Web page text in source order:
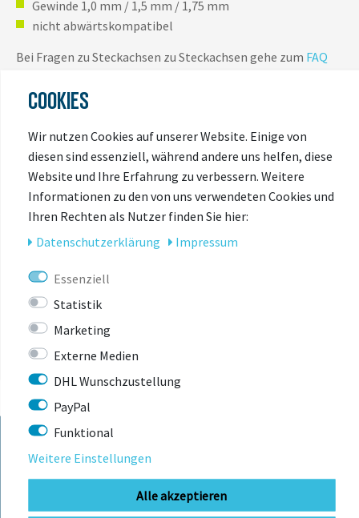
Gewinde 1,0 mm / 1,5 mm / 1,75 mm
nicht abwärtskompatibel
Bei Fragen zu Steckachsen zu Steckachsen gehe zum FAQ
Steckachse brauche ich?
COOKIES
Wir nutzen Cookies auf unserer Website. Einige von
diesen sind essenziell, während andere uns helfen, diese
Website und Ihre Erfahrung zu verbessern. Weitere
Informationen zu den von uns verwendeten Cookies und
Ihren Rechten als Nutzer finden Sie hier:
Daten­schutz­erklärung
Impressum
Essenziell
Statistik
Marketing
Externe Medien
DHL Wunschzustellung
PayPal
Funktional
Weitere Einstellungen
Alle akzeptieren